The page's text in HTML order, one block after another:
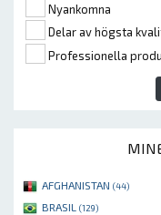
Nyankomna
Delar av högsta
Professionella
AFGHANISTAN (44)
BRASIL (129)